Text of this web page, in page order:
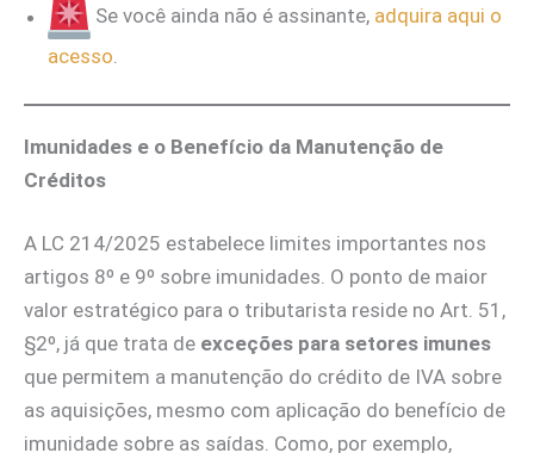
Se você ainda não é assinante, adquira aqui o
acesso.
Imunidades e o Benefício da Manutenção de
Créditos
A LC 214/2025 estabelece limites importantes nos
artigos 8º e 9º sobre imunidades. O ponto de maior
valor estratégico para o tributarista reside no Art. 51,
§2º, já que trata de exceções para setores imunes
que permitem a manutenção do crédito de IVA sobre
as aquisições, mesmo com aplicação do benefício de
imunidade sobre as saídas. Como, por exemplo,